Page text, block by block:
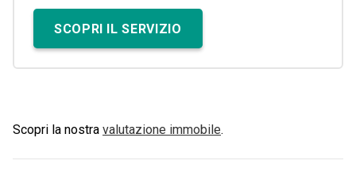
SCOPRI IL SERVIZIO
Scopri la nostra valutazione immobile.